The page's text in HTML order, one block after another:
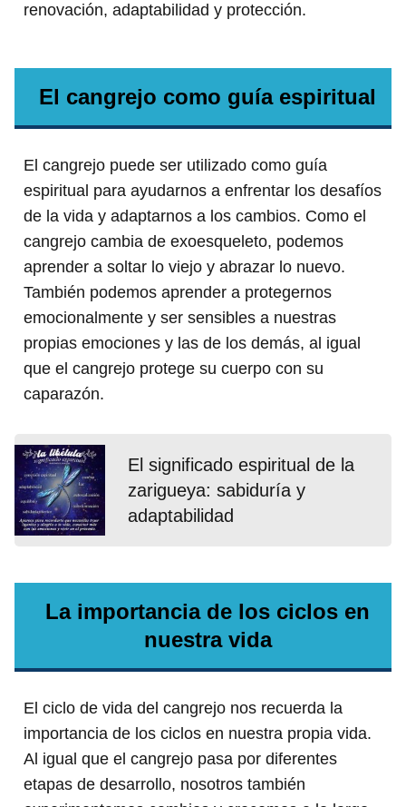
renovación, adaptabilidad y protección.
El cangrejo como guía espiritual
El cangrejo puede ser utilizado como guía
espiritual para ayudarnos a enfrentar los desafíos
de la vida y adaptarnos a los cambios. Como el
cangrejo cambia de exoesqueleto, podemos
aprender a soltar lo viejo y abrazar lo nuevo.
También podemos aprender a protegernos
emocionalmente y ser sensibles a nuestras
propias emociones y las de los demás, al igual
que el cangrejo protege su cuerpo con su
caparazón.
El significado espiritual de la
zarigueya: sabiduría y
adaptabilidad
La importancia de los ciclos en
nuestra vida
El ciclo de vida del cangrejo nos recuerda la
importancia de los ciclos en nuestra propia vida.
Al igual que el cangrejo pasa por diferentes
etapas de desarrollo, nosotros también